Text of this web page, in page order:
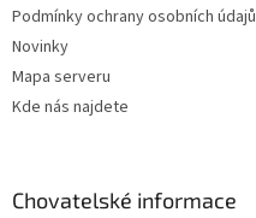
Podmínky ochrany osobních údajů
Novinky
Mapa serveru
Kde nás najdete
Chovatelské informace